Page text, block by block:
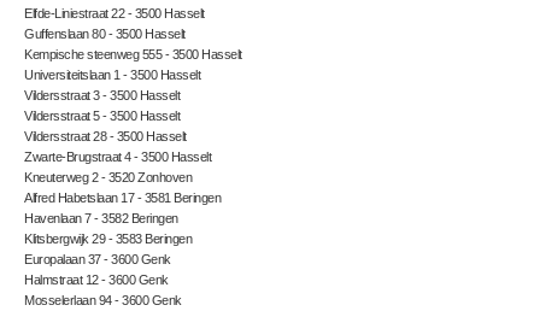
Elfde-Liniestraat 22 - 3500 Hasselt
Guffenslaan 80 - 3500 Hasselt
Kempische steenweg 555 - 3500 Hasselt
Universiteitslaan 1 - 3500 Hasselt
Vildersstraat 3 - 3500 Hasselt
Vildersstraat 5 - 3500 Hasselt
Vildersstraat 28 - 3500 Hasselt
Zwarte-Brugstraat 4 - 3500 Hasselt
Kneuterweg 2 - 3520 Zonhoven
Alfred Habetslaan 17 - 3581 Beringen
Havenlaan 7 - 3582 Beringen
Klitsbergwijk 29 - 3583 Beringen
Europalaan 37 - 3600 Genk
Halmstraat 12 - 3600 Genk
Mosselerlaan 94 - 3600 Genk